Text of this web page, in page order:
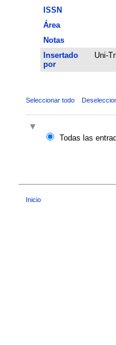
ISSN
Área
Notas
Insertado
por
Uni-
Seleccionar todo
Todas las
Inicio